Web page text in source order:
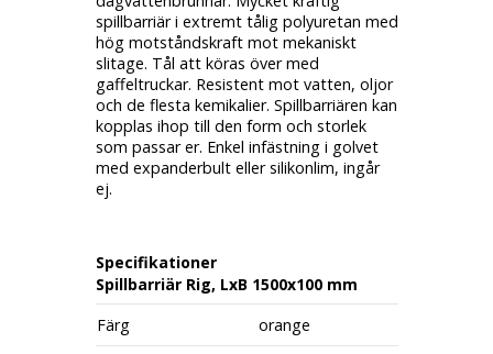
spillbarriär i extremt tålig polyuretan med
hög motståndskraft mot mekaniskt
slitage. Tål att köras över med
gaffeltruckar. Resistent mot vatten, oljor
och de flesta kemikalier. Spillbarriären kan
kopplas ihop till den form och storlek
som passar er. Enkel infästning i golvet
med expanderbult eller silikonlim, ingår
ej.
Specifikationer
Spillbarriär Rig, LxB 1500x100 mm
Färg
orange